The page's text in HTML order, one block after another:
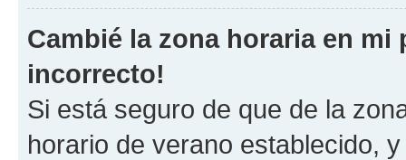
Cambié la zona horaria en
incorrecto!
Si está seguro de que de la
horario de verano establecido,